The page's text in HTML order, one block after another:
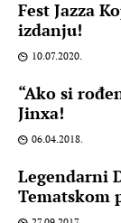
Fest Jazza
izdanju!
10.07.2020.
“Ako si
Jinxa!
06.04.2018.
Legendarni
Tematskom